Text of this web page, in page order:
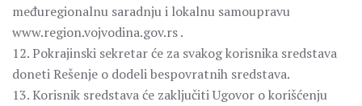
međuregionalnu saradnju i lokalnu samoupravu
www.region.vojvodina.gov.rs .
12. Pokrajinski sekretar će za svakog korisnika sredstava
doneti Rešenje o dodeli bespovratnih sredstava.
13. Korisnik sredstava će zaključiti Ugovor o korišćenju